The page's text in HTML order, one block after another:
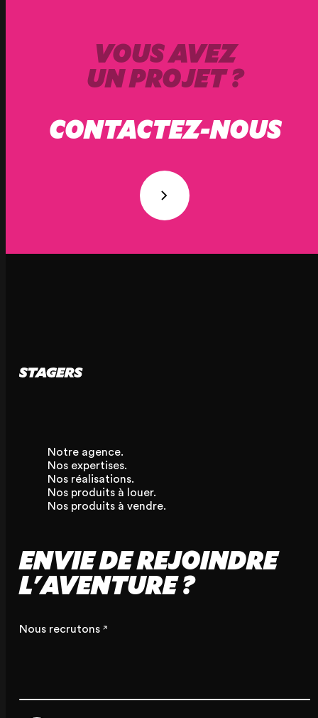
VOUS AVEZ
UN PROJET ?
CONTACTEZ-NOUS
Notre agence.
Nos expertises.
Nos réalisations.
Nos produits à louer.
Nos produits à vendre.
ENVIE DE REJOINDRE
L'AVENTURE ?
Nous recrutons